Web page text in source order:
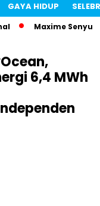
GAYA HIDUP
Maxime Senyum
6,4 MWh